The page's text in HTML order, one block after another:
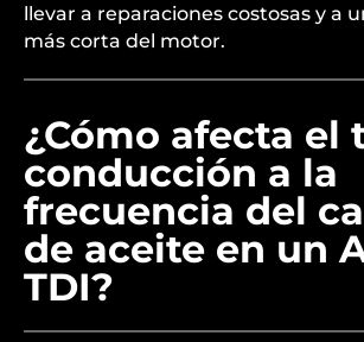
llevar a reparaciones costosas y a
más corta del motor.
¿Cómo afecta el
conducción a la
frecuencia del
de aceite en un
TDI?